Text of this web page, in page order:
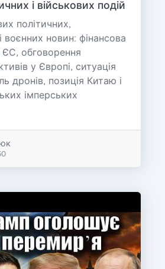
і військових подій
політичних,
воєнних новин: фінансова
ЄС, обговорення
у Європі, ситуація
дронів, позиція Китаю і
імперських